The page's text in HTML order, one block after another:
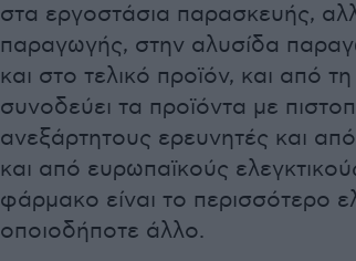
στα εργοστάσια παρασκευής,
παραγωγής, στην αλυσίδα
και στο τελικό προϊόν, και από
συνοδεύει τα προϊόντα με
ανεξάρτητους ερευνητές και
και από ευρωπαϊκούς
φάρμακο είναι το περισσότερο
οποιοδήποτε άλλο.